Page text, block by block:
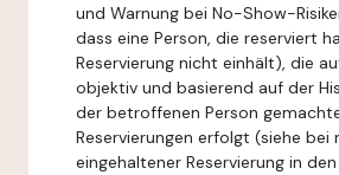
und Warnung bei No-Show-
dass eine Person, die reserviert
Reservierung nicht einhält), die
objektiv und basierend auf der
der betroffenen Person
Reservierungen erfolgt (siehe bei
eingehaltener Reservierung in den